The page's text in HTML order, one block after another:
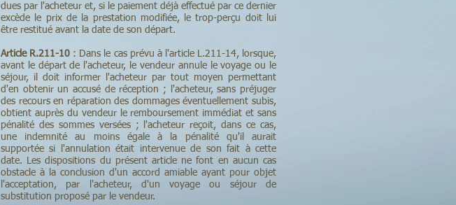
dues par l'acheteur et, si le paiement déjà effectué par ce dernier
excède le prix de la prestation modifiée, le trop-perçu doit lui
être restitué avant la date de son départ.
Article R.211-10 : Dans le cas prévu à l'article L.211-14, lorsque,
avant le départ de l'acheteur, le vendeur annule le voyage ou le
séjour, il doit informer l'acheteur par tout moyen permettant
d'en obtenir un accusé de réception ; l'acheteur, sans préjuger
des recours en réparation des dommages éventuellement subis,
obtient auprès du vendeur le remboursement immédiat et sans
pénalité des sommes versées ; l'acheteur reçoit, dans ce cas,
une indemnité au moins égale à la pénalité qu'il aurait
supportée si l'annulation était intervenue de son fait à cette
date. Les dispositions du présent article ne font en aucun cas
obstacle à la conclusion d'un accord amiable ayant pour objet
l'acceptation, par l'acheteur, d'un voyage ou séjour de
substitution proposé par le vendeur.